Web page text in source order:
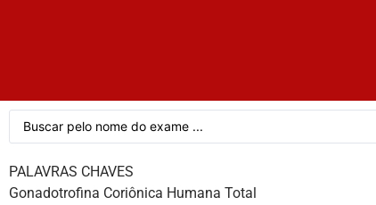
PALAVRAS CHAVES
Gonadotrofina Coriônica Humana Total